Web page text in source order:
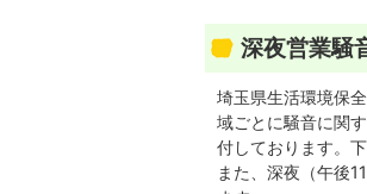
深夜営業騒
埼玉県生活環境保
域ごとに騒音に関
付しております。
また、深夜（午後